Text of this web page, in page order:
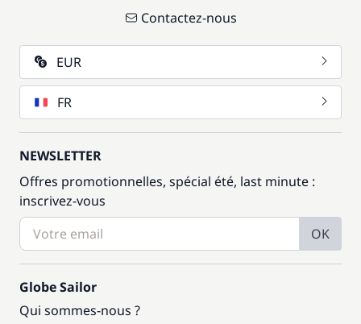
Contactez-nous
EUR
FR
NEWSLETTER
Offres promotionnelles, spécial été, last minute :
inscrivez-vous
OK
Globe Sailor
Qui sommes-nous ?